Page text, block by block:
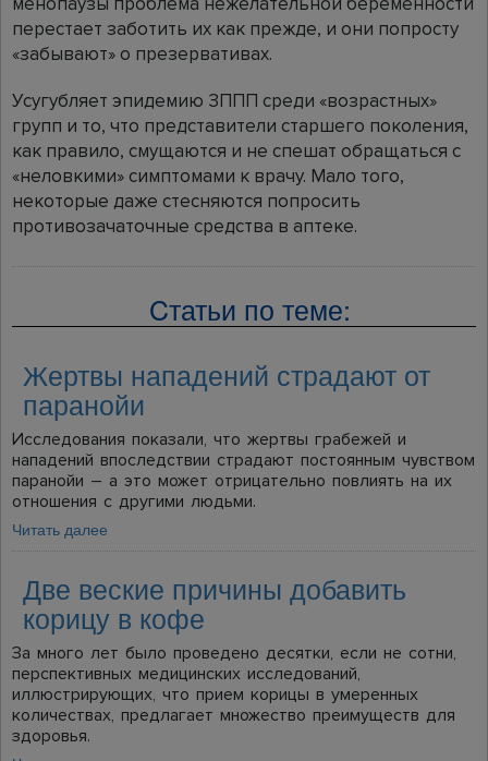
перестает заботить их как прежде, и они попросту
«забывают» о презервативах.
Усугубляет эпидемию ЗППП среди «возрастных»
групп и то, что представители старшего поколения,
как правило, смущаются и не спешат обращаться с
«неловкими» симптомами к врачу. Мало того,
некоторые даже стесняются попросить
противозачаточные средства в аптеке.
Cтатьи по теме:
Жертвы нападений страдают от
паранойи
Исследования показали, что жертвы грабежей и
нападений впоследствии страдают постоянным чувством
паранойи – а это может отрицательно повлиять на их
отношения с другими людьми.
Читать далее
Две веские причины добавить
корицу в кофе
За много лет было проведено десятки, если не сотни,
перспективных медицинских исследований,
иллюстрирующих, что прием корицы в умеренных
количествах, предлагает множество преимуществ для
здоровья.